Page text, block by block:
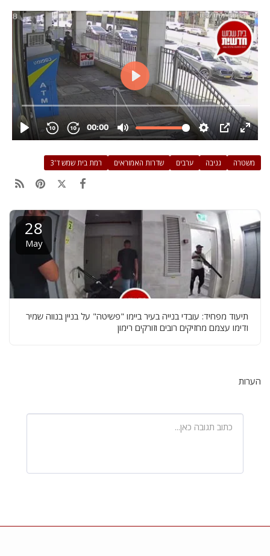
משטרה גניבה ערבים שדרות האמוראים רמת בית שמש ד'3
28
May
תיעוד מפחיד: עובדי בנייה בעיר ביימו "פשיטה" על בניין בנווה שמיר
ודימו עצמם מחזיקים רובים וזורקים רימון
הערות